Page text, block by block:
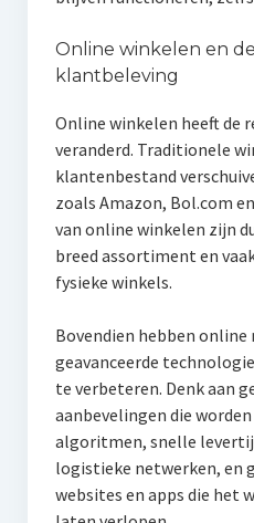
Online winkelen en
klantbeleving
Online winkelen heeft de
veranderd. Traditionele
klantenbestand
zoals Amazon, Bol.com
van online winkelen zijn
breed assortiment en
fysieke winkels.
Bovendien hebben
geavanceerde
te verbeteren. Denk aan
aanbevelingen die
algoritmen, snelle
logistieke netwerken, en
websites en apps die het